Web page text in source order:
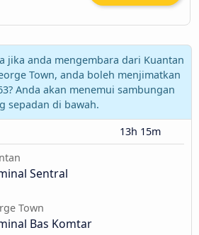
jika anda mengembara dari Kuantan
Town, anda boleh menjimatkan
Anda akan menemui sambungan
sepadan di bawah.
13h 15m
Sentral
Town
Bas Komtar